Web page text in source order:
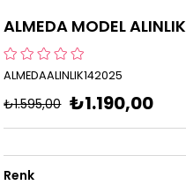
ALMEDA MODEL ALINLIK
ALMEDAALINLIK142025
₺1.595,00 ₺1.190,00
Renk